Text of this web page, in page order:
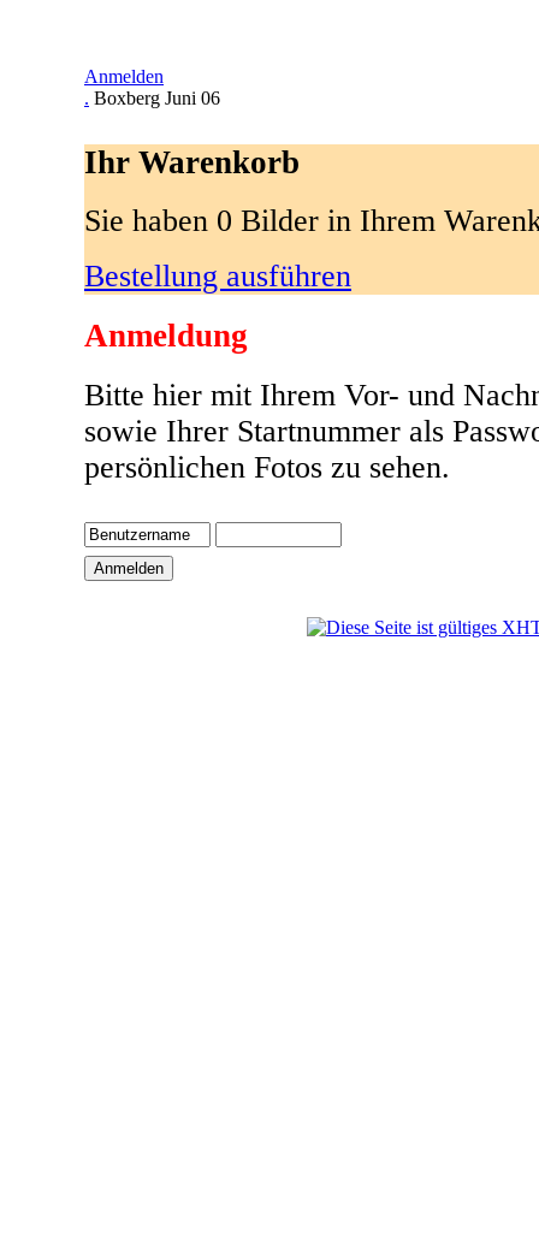
Anmelden
. Boxberg Juni 06
Ihr Warenkorb
Sie haben 0 Bilder in Ihrem
Bestellung ausführen
Anmeldung
Bitte hier mit Ihrem Vor- und
sowie Ihrer Startnummer als
persönlichen Fotos zu sehen.